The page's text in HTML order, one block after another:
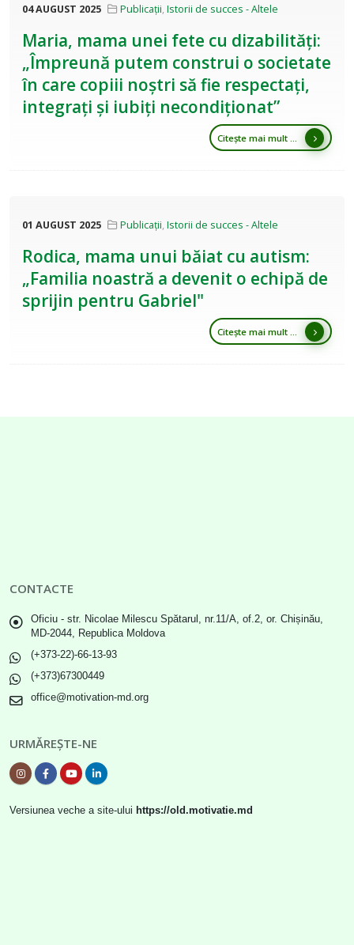
04 AUGUST 2025 Publicații, Istorii de succes - Altele
Maria, mama unei fete cu dizabilități:
„Împreună putem construi o societate
în care copiii noștri să fie respectați,
integrați și iubiți necondiționat”
Citește mai mult ...
01 AUGUST 2025 Publicații, Istorii de succes - Altele
Rodica, mama unui băiat cu autism:
„Familia noastră a devenit o echipă de
sprijin pentru Gabriel"
Citește mai mult ...
CONTACTE
Oficiu - str. Nicolae Milescu Spătarul, nr.11/A, of.2, or. Chișinău,
MD-2044, Republica Moldova
(+373-22)-66-13-93
(+373)67300449
office@motivation-md.org
URMĂREȘTE-NE
Versiunea veche a site-ului https://old.motivatie.md